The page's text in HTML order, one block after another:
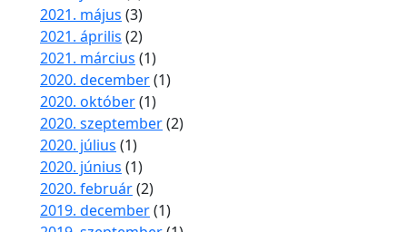
2021. május (3)
2021. április (2)
2021. március (1)
2020. december(1)
2020. október(1)
2020. szeptember(2)
2020. július (1)
2020. június (1)
2020. február(2)
2019. december(1)